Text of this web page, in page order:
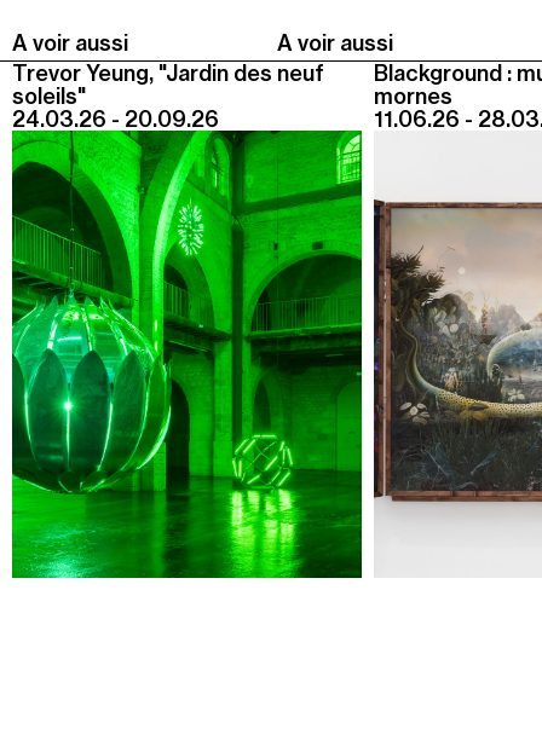
14h30-15h30
Visite ludique "Jardin des neufs soleils". Pour les 4
- 6 ans
16h30-17h30
Visite ludique "Jardin des neufs soleils". Pour les
20 mois - 3 ans
Samedi 08 août
15h00-16h00
Visite "Jardin des neuf soleils" de Trevor Yeung
Jeudi 20 août
19h00 -22h30
Terrasses nocturnes avec DJ sets
19h30-20h30
Visite contemplative "Mettez-vous au vert"
Voir tous les événements
A voir aussi
A voir aussi
Trevor Yeung, "Jardin des neuf
soleils"
24.03.26 - 20.09.26
Blackground :
mornes
11.06.26 -